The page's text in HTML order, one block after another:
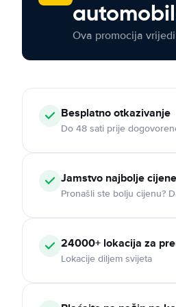
Ova promocija
Besplatno otkazivanje
Do 48 sati prije
Jamstvo najbolje cijene
Pronašli ste bolju cijenu?
24000+ lokacija za
Lokacije diljem svijeta